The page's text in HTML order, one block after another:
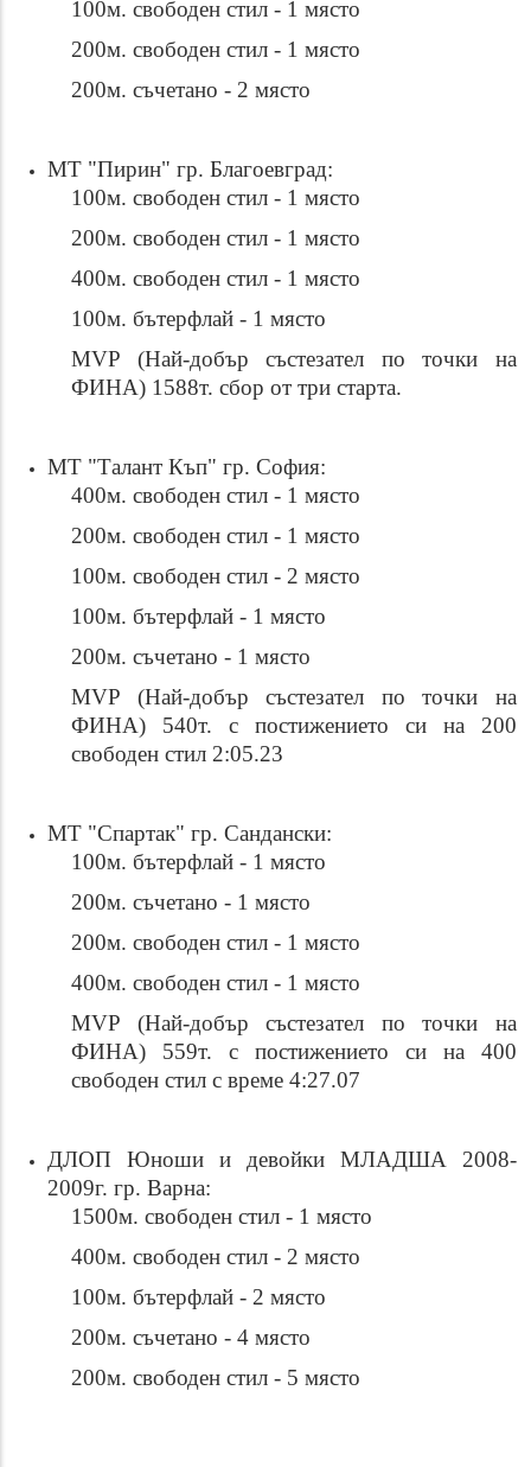
100м. свободен стил - 1 място
200м. свободен стил - 1 място
200м. съчетано - 2 място
МТ "Пирин" гр. Благоевград:
100м. свободен стил - 1 място
200м. свободен стил - 1 място
400м. свободен стил - 1 място
100м. бътерфлай - 1 място
MVP (Най-добър състезател по точки на
ФИНА) 1588т. сбор от три старта.
МТ "Талант Къп" гр. София:
400м. свободен стил - 1 място
200м. свободен стил - 1 място
100м. свободен стил - 2 място
100м. бътерфлай - 1 място
200м. съчетано - 1 място
MVP (Най-добър състезател по точки на
ФИНА) 540т. с постижението си на 200
свободен стил 2:05.23
МТ "Спартак" гр. Сандански:
100м. бътерфлай - 1 място
200м. съчетано - 1 място
200м. свободен стил - 1 място
400м. свободен стил - 1 място
MVP (Най-добър състезател по точки на
ФИНА) 559т. с постижението си на 400
свободен стил с време 4:27.07
ДЛОП Юноши и девойки МЛАДША 2008-
2009г. гр. Варна:
1500м. свободен стил - 1 място
400м. свободен стил - 2 място
100м. бътерфлай - 2 място
200м. съчетано - 4 място
200м. свободен стил - 5 място